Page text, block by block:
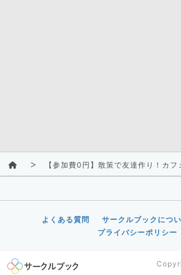
【参加費0円】散策で友達作り！カ
よくある質問 サークルブックにつ
プライバシーポリシー